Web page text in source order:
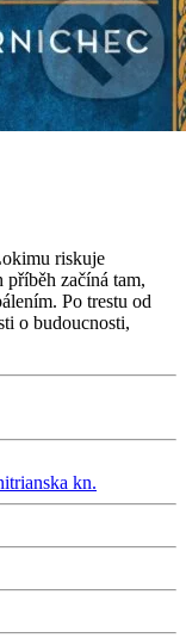
riskuje
začíná tam,
Po trestu od
o budoucnosti,
kn.